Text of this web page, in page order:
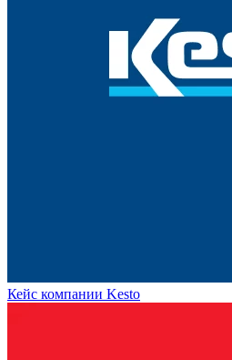
Кейс компании Kesto